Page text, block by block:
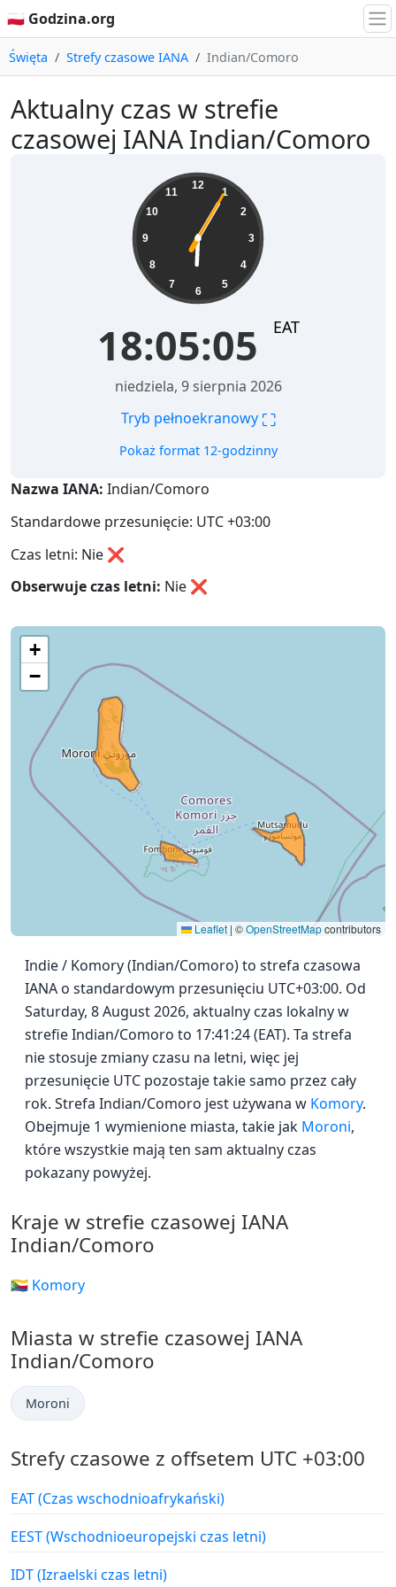
🇵🇱 Godzina.org
Święta Strefy czasowe IANA Indian/Comoro
Aktualny czas w strefie
czasowej IANA Indian/Comoro
12
1
2
3
4
5
6
7
8
9
10
11
18:05:05 EAT
niedziela, 9 sierpnia 2026
Tryb pełnoekranowy ⛶
Pokaż format 12-godzinny
Nazwa IANA: Indian/Comoro
Standardowe przesunięcie: UTC +03:00
Czas letni: Nie ❌
Obserwuje czas letni: Nie ❌
+
−
Leaflet | ©OpenStreetMapcontributors
Indie / Komory (Indian/Comoro) to strefa czasowa
IANA o standardowym przesunięciu UTC+03:00. Od
Saturday, 8 August 2026, aktualny czas lokalny w
strefie Indian/Comoro to 17:41:24 (EAT). Ta strefa
nie stosuje zmiany czasu na letni, więc jej
przesunięcie UTC pozostaje takie samo przez cały
rok. Strefa Indian/Comoro jest używana w Komory.
Obejmuje 1 wymienione miasta, takie jak Moroni,
które wszystkie mają ten sam aktualny czas
pokazany powyżej.
Kraje w strefie czasowej IANA
Indian/Comoro
🇰🇲 Komory
Miasta w strefie czasowej IANA
Indian/Comoro
Moroni
Strefy czasowe z offsetem UTC +03:00
EAT (Czas wschodnioafrykański)
EEST (Wschodnioeuropejski czas letni)
IDT (Izraelski czas letni)